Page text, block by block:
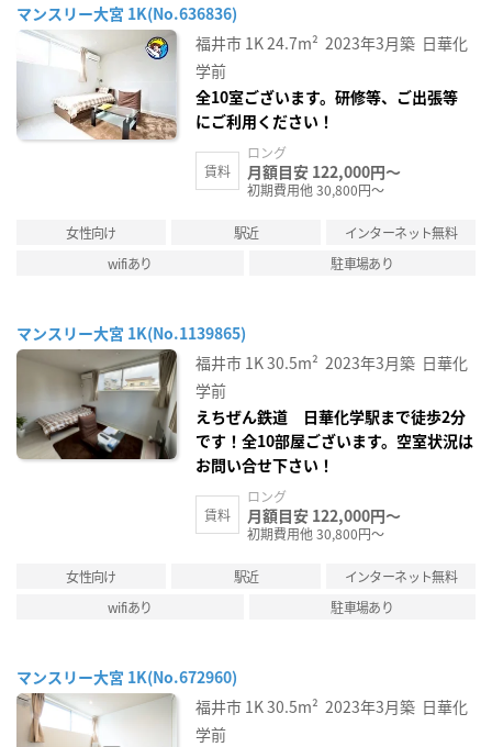
マンスリー大宮 1K(No.636836)
福井市 1K24.7m² 2023年3月築 日華化
学前
全10室ございます。研修等、ご出張等
にご利用ください！
賃料
ロング
月額目安 122,000円～
初期費用他 30,800円～
女性向け 駅近
インターネット無料
wifiあり
駐車場あり
マンスリー大宮 1K(No.1139865)
福井市 1K30.5m² 2023年3月築 日華化
学前
えちぜん鉄道 日華化学駅まで徒歩2分
です！全10部屋ございます。空室状況は
お問い合せ下さい！
賃料
ロング
月額目安 122,000円～
初期費用他 30,800円～
女性向け 駅近
インターネット無料
wifiあり
駐車場あり
マンスリー大宮 1K(No.672960)
福井市 1K30.5m² 2023年3月築 日華化
学前